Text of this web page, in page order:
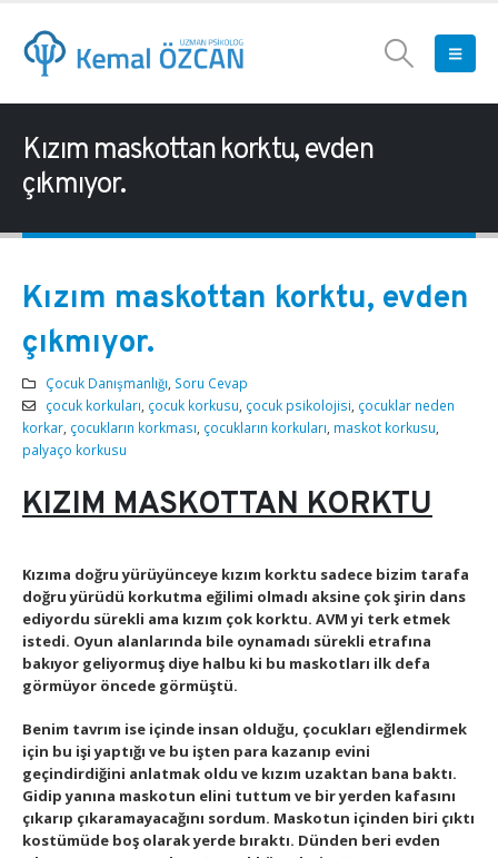
Kızım maskottan korktu, evden
çıkmıyor.
Kızım maskottan korktu, evden
çıkmıyor.
Çocuk Danışmanlığı Soru Cevap
çocuk korkuları çocuk korkusu çocuk psikolojisi çocuklar neden
korkar çocukların korkması çocukların korkuları maskot korkusu
palyaço korkusu
KIZIM MASKOTTAN KORKTU
Kızıma doğru yürüyünceye kızım korktu sadece bizim tarafa
doğru yürüdü korkutma eğilimi olmadı aksine çok şirin dans
ediyordu sürekli ama kızım çok korktu. AVM yi terk etmek
istedi. Oyun alanlarında bile oynamadı sürekli etrafına
bakıyor geliyormuş diye halbu ki bu maskotları ilk defa
görmüyor öncede görmüştü.
Benim tavrım ise içinde insan olduğu, çocukları eğlendirmek
için bu işi yaptığı ve bu işten para kazanıp evini
geçindirdiğini anlatmak oldu ve kızım uzaktan bana baktı.
Gidip yanına maskotun elini tuttum ve bir yerden kafasını
çıkarıp çıkaramayacağını sordum. Maskotun içinden biri çıktı
kostümüde boş olarak yerde bıraktı. Dünden beri evden